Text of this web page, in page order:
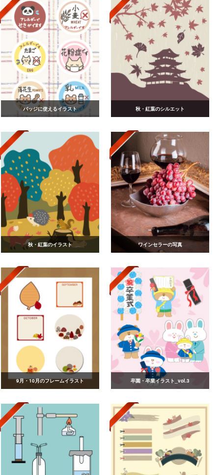
バッジに使えるイラスト 秋・紅葉のシルエット
秋・紅葉のイラスト ワインセラーの写真
9月・10月のフレームイラスト 卒園・卒業イラスト_vol.3